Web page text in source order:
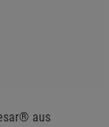
aus